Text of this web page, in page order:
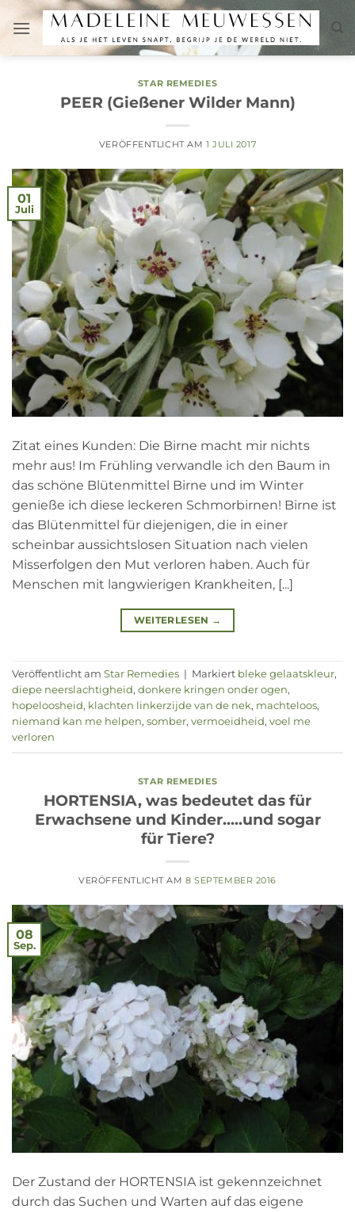
Inhalt
springen
STAR REMEDIES
PEER (Gießener Wilder Mann)
VERÖFFENTLICHT AM 1 JULI 2017
01
Juli
Zitat eines Kunden: Die Birne macht mir nichts
mehr aus! Im Frühling verwandle ich den Baum in
das schöne Blütenmittel Birne und im Winter
genieße ich diese leckeren Schmorbirnen! Birne ist
das Blütenmittel für diejenigen, die in einer
scheinbar aussichtslosen Situation nach vielen
Misserfolgen den Mut verloren haben. Auch für
Menschen mit langwierigen Krankheiten, [...]
WEITERLESEN →
Veröffentlicht am Star Remedies | Markiert bleke gelaatskleur,
diepe neerslachtigheid, donkere kringen onder ogen,
hopeloosheid, klachten linkerzijde van de nek, machteloos,
niemand kan me helpen, somber, vermoeidheid, voel me
verloren
STAR REMEDIES
HORTENSIA, was bedeutet das für
Erwachsene und Kinder.....und sogar
für Tiere?
VERÖFFENTLICHT AM8 SEPTEMBER 2016
08
Sep.
Der Zustand der HORTENSIA ist gekennzeichnet
durch das Suchen und Warten auf das eigene